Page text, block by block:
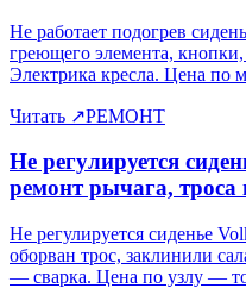
Не работает подогрев
греющего элемента,
Электрика кресла. Цена по
Читать ↗РЕМОНТ
Не регулируется
ремонт рычага, троса
Не регулируется сиденье
оборван трос, заклинили
— сварка. Цена по узлу —